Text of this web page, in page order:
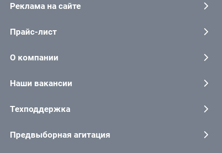
Реклама на сайте
Прайс-лист
О компании
Наши вакансии
Техподдержка
Предвыборная агитация